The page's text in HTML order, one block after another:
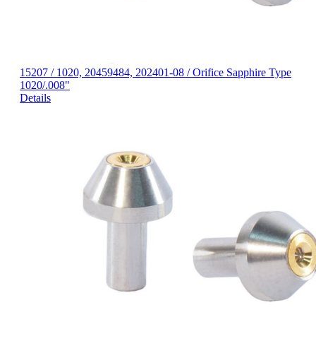
15207 / 1020, 20459484, 202401-08 / Orifice Sapphire Type
1020/.008"
Details